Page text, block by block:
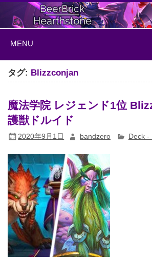
Skip
content
MENU
タグ: Blizzconjan
魔法学院 レジェンド1位
護獣ドルイド
2020年9月1日 bandzero Deck -